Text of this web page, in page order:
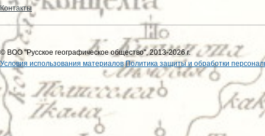
Контакты
© ВОО "Русское географическое общество", 2013-2026 г.
Условия использования материалов Политика защиты и обработки